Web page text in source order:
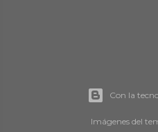
Con la
Imágenes del